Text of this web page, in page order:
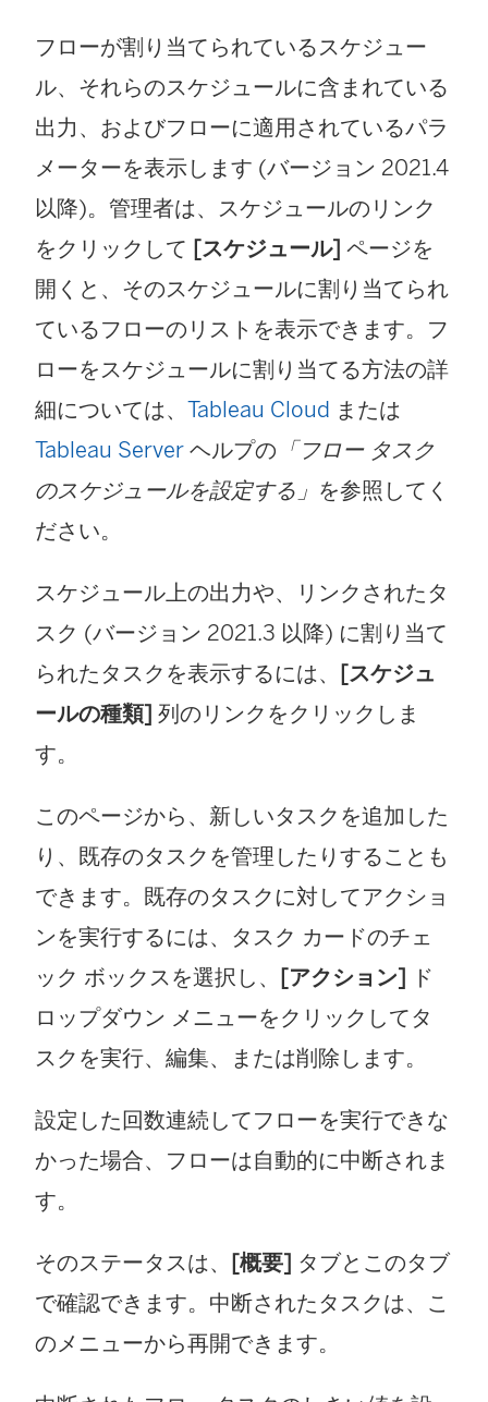
フローが割り当てられているスケジュー
ル、それらのスケジュールに含まれている
出力、およびフローに適用されているパラ
メーターを表示します (バージョン 2021.4
以降)。管理者は、スケジュールのリンク
をクリックして [スケジュール] ページを
開くと、そのスケジュールに割り当てられ
ているフローのリストを表示できます。フ
ローをスケジュールに割り当てる方法の詳
細については、 Tableau Cloud または
Tableau Server ヘルプの 「フロー タスク
のスケジュールを設定する」 を参照してく
ださい。
スケジュール上の出力や、リンクされたタ
スク (バージョン 2021.3 以降) に割り当て
られたタスクを表示するには、 [スケジュ
ールの種類] 列のリンクをクリックしま
す。
このページから、新しいタスクを追加した
り、既存のタスクを管理したりすることも
できます。既存のタスクに対してアクショ
ンを実行するには、タスク カードのチェ
ック ボックスを選択し、 [アクション] ド
ロップダウン メニューをクリックしてタ
スクを実行、編集、または削除します。
設定した回数連続してフローを実行できな
かった場合、フローは自動的に中断されま
す。
そのステータスは、 [概要] タブとこのタブ
で確認できます。中断されたタスクは、こ
のメニューから再開できます。